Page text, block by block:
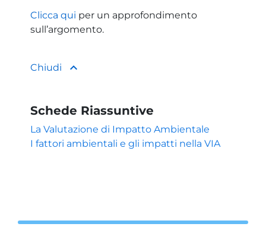
Clicca qui per un approfondimento
sull’argomento.
Chiudi keyboard_arrow_up
Schede Riassuntive
La Valutazione di Impatto Ambientale
I fattori ambientali e gli impatti nella VIA